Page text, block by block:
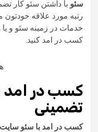
سئو با داشتن سئو کار
رتبه مورد علاقه خودتون
خدمات در زمینه سئو و یا
کسب در امد کنید.
کسب در امد
تضمینی
کسب در امد با سئو